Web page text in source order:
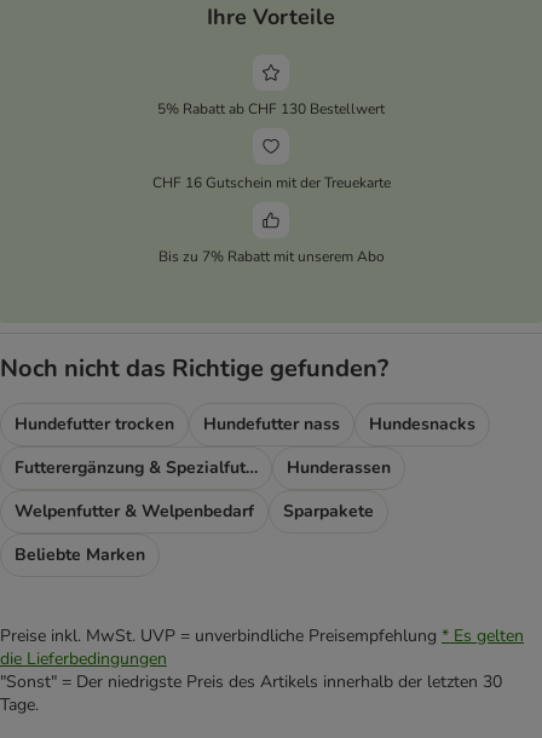
Ihre Vorteile
5% Rabatt ab CHF 130 Bestellwert
CHF 16 Gutschein mit der Treuekarte
Bis zu 7% Rabatt mit unserem Abo
Noch nicht das Richtige gefunden?
Hundefutter trocken Hundefutter nass
Hundesnacks
Futterergänzung & Spezialfutter
Hunderassen
Welpenfutter & Welpenbedarf
Sparpakete
Beliebte Marken
Preise inkl. MwSt. UVP = unverbindliche Preisempfehlung * Es gelten
die Lieferbedingungen
"Sonst" = Der niedrigste Preis des Artikels innerhalb der letzten 30
Tage.